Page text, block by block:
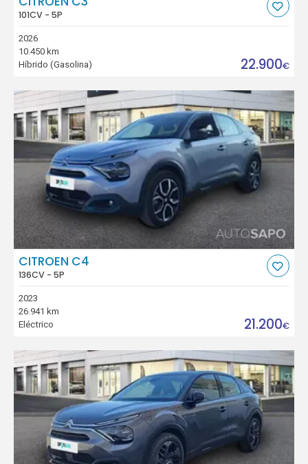
101CV - 5P
2026
10.450 km
Híbrido (Gasolina)
22.900€
CITROEN C4
136CV - 5P
2023
26.941 km
Eléctrico
21.200€